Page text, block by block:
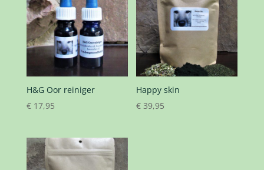
H&G Oor reiniger
€17,95
Happy skin
€ 39,95